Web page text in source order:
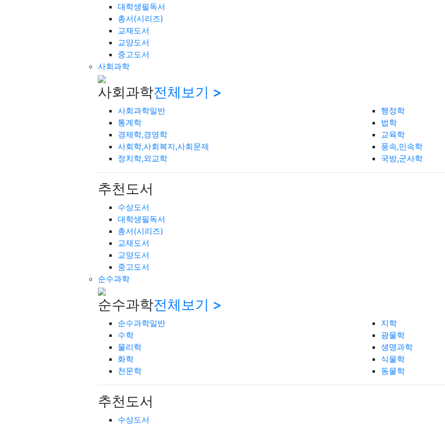
대학생필독서
총서(시리즈)
교재도서
교양도서
중고도서
사회과학
사회과학전체보기 >
사회과학일반
통계학
경제학,경영학
사회학,사회복지,사회문제
정치학,외교학
행정학
법학
교육학
풍속,민속학
국방,군사학
추천도서
수상도서
대학생필독서
총서(시리즈)
교재도서
교양도서
중고도서
순수과학
순수과학전체보기 >
순수과학일반
수학
물리학
화학
천문학
지학
광물학
생명과학
식물학
동물학
추천도서
수상도서